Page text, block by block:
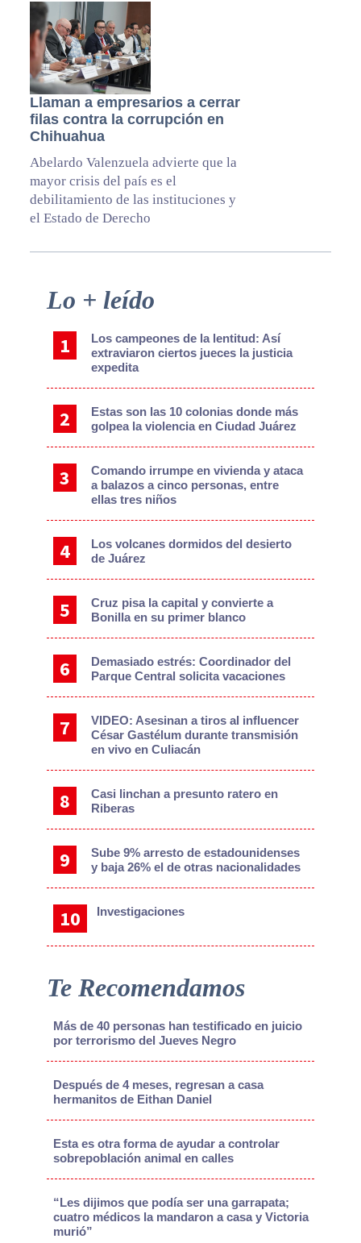
Llaman a empresarios a cerrar
filas contra la corrupción en
Chihuahua
Abelardo Valenzuela advierte que la
mayor crisis del país es el
debilitamiento de las instituciones y
el Estado de Derecho
Primary
Sidebar
Lo + leído
Los campeones de la lentitud: Así
extraviaron ciertos jueces la justicia
expedita
Estas son las 10 colonias donde más
golpea la violencia en Ciudad Juárez
Comando irrumpe en vivienda y ataca
a balazos a cinco personas, entre
ellas tres niños
Los volcanes dormidos del desierto
de Juárez
Cruz pisa la capital y convierte a
Bonilla en su primer blanco
Demasiado estrés: Coordinador del
Parque Central solicita vacaciones
VIDEO: Asesinan a tiros al influencer
César Gastélum durante transmisión
en vivo en Culiacán
Casi linchan a presunto ratero en
Riberas
Sube 9% arresto de estadounidenses
y baja 26% el de otras nacionalidades
Investigaciones
Te Recomendamos
Más de 40 personas han testificado en juicio
por terrorismo del Jueves Negro
Después de 4 meses, regresan a casa
hermanitos de Eithan Daniel
Esta es otra forma de ayudar a controlar
sobrepoblación animal en calles
“Les dijimos que podía ser una garrapata;
cuatro médicos la mandaron a casa y Victoria
murió”